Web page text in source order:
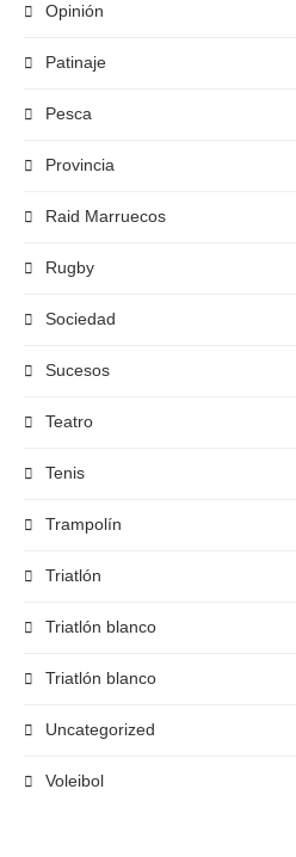
Opinión
Patinaje
Pesca
Provincia
Raid Marruecos
Rugby
Sociedad
Sucesos
Teatro
Tenis
Trampolín
Triatlón
Triatlón blanco
Triatlón blanco
Uncategorized
Voleibol